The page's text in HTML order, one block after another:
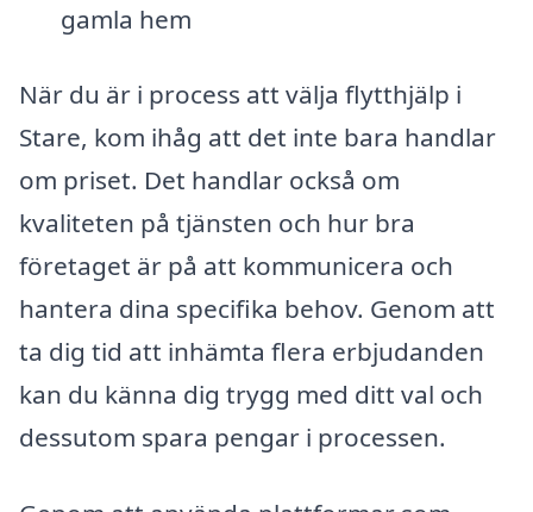
gamla hem
När du är i process att välja flytthjälp i
Stare, kom ihåg att det inte bara handlar
om priset. Det handlar också om
kvaliteten på tjänsten och hur bra
företaget är på att kommunicera och
hantera dina specifika behov. Genom att
ta dig tid att inhämta flera erbjudanden
kan du känna dig trygg med ditt val och
dessutom spara pengar i processen.